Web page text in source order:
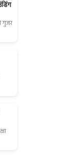
गुजर